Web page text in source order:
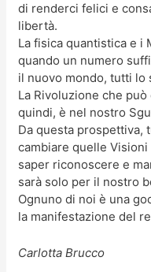
di renderci felici e
libertà.
La fisica quantistica e i
quando un numero
il nuovo mondo, tutti lo
La Rivoluzione che
quindi, è nel nostro
Da questa prospettiva,
cambiare quelle
saper riconoscere e
sarà solo per il nostro
Ognuno di noi è una
la manifestazione del
Carlotta Brucco